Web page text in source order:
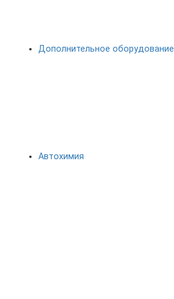
Дополнительное оборудование
Автохимия